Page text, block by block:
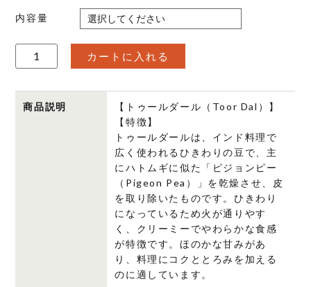
内容量
ゥ
ル
カートに入れる
商品説明
【トゥールダール（Toor Dal）】
【特徴】
トゥールダールは、インド料理で
広く使われるひきわりの豆で、主
にハトムギに似た「ピジョンピー
（Pigeon Pea）」を乾燥させ、皮
を取り除いたものです。ひきわり
になっているため火が通りやす
く、クリーミーでやわらかな食感
が特徴です。ほのかな甘みがあ
り、料理にコクととろみを加える
のに適しています。